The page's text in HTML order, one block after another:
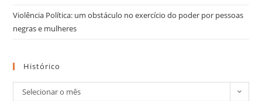
Violência Política: um obstáculo no exercício do poder por pessoas
negras e mulheres
Histórico
Selecionar o mês